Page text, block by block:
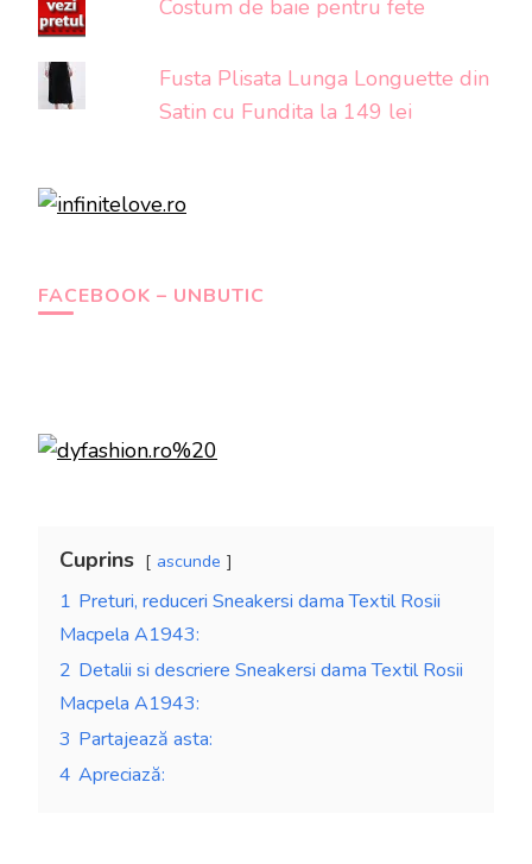
Costum de baie pentru fete
Fusta Plisata Lunga Longuette din
Satin cu Fundita la 149 lei
FACEBOOK – UNBUTIC
Cuprins ascunde
1 Preturi, reduceri Sneakersi dama Textil Rosii
Macpela A1943:
2 Detalii si descriere Sneakersi dama Textil Rosii
Macpela A1943:
3 Partajează asta:
4 Apreciază: